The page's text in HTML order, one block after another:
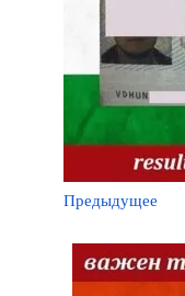
Предыдущее